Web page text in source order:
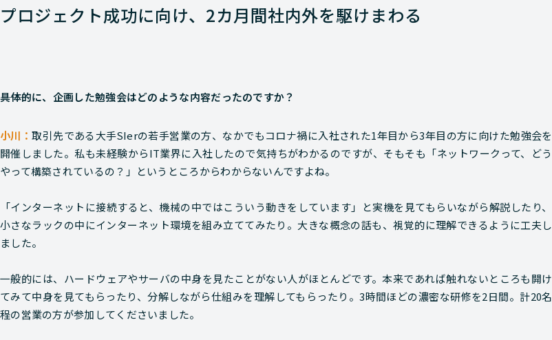
プロジェクト成功に向け、2カ月間社内外を駆けまわる
―――具体的に、企画した勉強会はどのような内容だったのですか？
取引先である大手SIerの若手営業の方、なかでもコロナ禍に入社された1年目から3年目の方に向けた勉強会を
開催しました。私も未経験からIT業界に入社したので気持ちがわかるのですが、そもそも「ネットワークって、どう
やって構築されているの？」というところからわからないんですよね。
「インターネットに接続すると、機械の中ではこういう動きをしています」と実機を見てもらいながら解説したり、
小さなラックの中にインターネット環境を組み立ててみたり。大きな概念の話も、視覚的に理解できるように工夫し
ました。
一般的には、ハードウェアやサーバの中身を見たことがない人がほとんどです。本来であれば触れないところも開け
てみて中身を見てもらったり、分解しながら仕組みを理解してもらったり。3時間ほどの濃密な研修を2日間。計20名
程の営業の方が参加してくださいました。